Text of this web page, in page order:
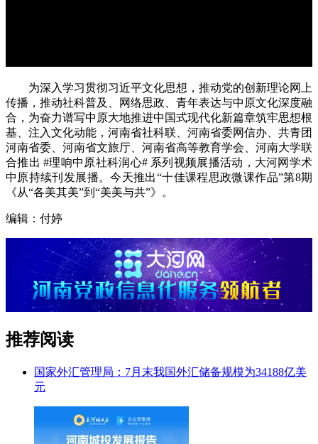
为深入学习贯彻习近平文化思想，推动党的创新理论网上
传播，推动社科普及、网络思政、青年表达与中原文化深度融
合，为奋力谱写中原大地推进中国式现代化新篇章筑牢思想根
基、注入文化动能，河南省社科联、河南省委网信办、共青团
河南省委、河南省文旅厅、河南省高等教育学会、河南大学联
合推出 #理响中原社科润心# 系列视频展播活动，大河网学术
中原持续刊发展播。今天推出“十佳课程思政微课作品”第8期
《从“各美其美”到“美美与共”》。
编辑：付婷
推荐阅读
国家外汇管理局：7月末我国外汇储备规模为34188亿美
元